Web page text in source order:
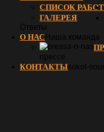
СПИСОК РАБОТ
ГАЛЕРЕЯ
Ответы
О НАС Наша команда
прессе
КОНТАКТЫsokol-